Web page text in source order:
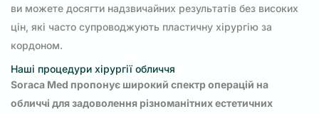
ви можете досягти надзвичайних результатів без високих
цін, які часто супроводжують пластичну хірургію за
кордоном.
Наші процедури хірургії обличчя
Soraca Med пропонує широкий спектр операцій на
обличчі для задоволення різноманітних естетичних